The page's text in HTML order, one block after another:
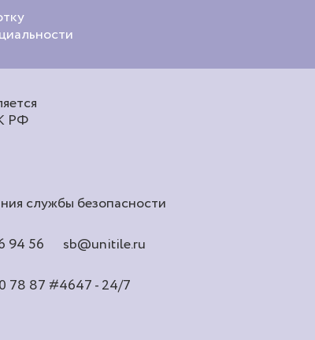
РФ
службы безопасности
94 56 sb@unitile.ru
78 87 #4647 - 24/7